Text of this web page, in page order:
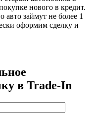
нового в кредит.
авто займут не более 1
оформим сделку и
в Trade-In